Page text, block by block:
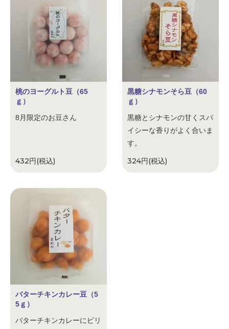
桃のヨーグルト豆（65
ｇ）
8月限定のお豆さん
432円(税込)
黒糖シナモンそら豆（60
ｇ）
黒糖とシナモンの甘くスパ
イシーな香りがよく合いま
す。
324円(税込)
バターチキンカレー豆（5
5ｇ）
バターチキンカレーにピリ